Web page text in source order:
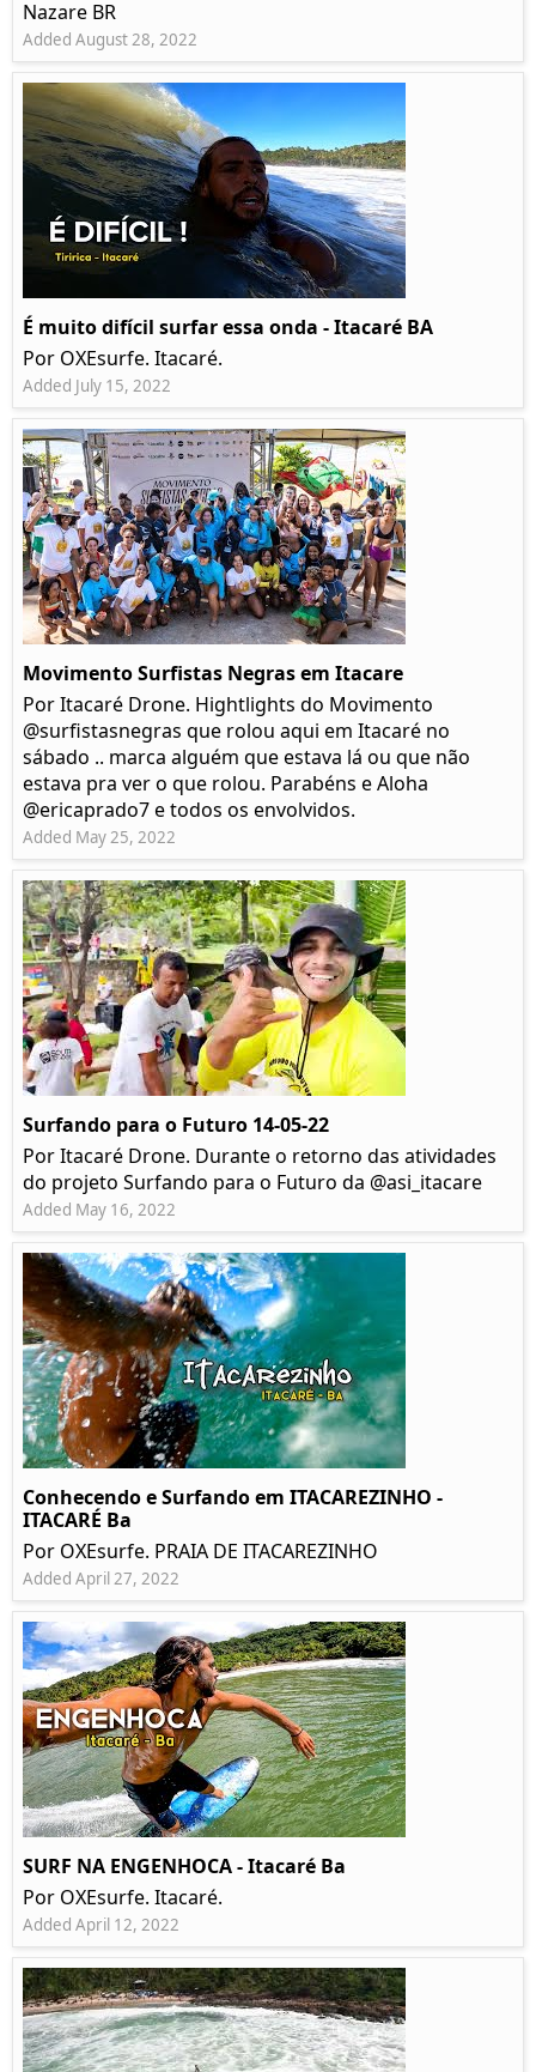
Nazare BR
Added August 28, 2022
É muito difícil surfar essa onda - Itacaré BA
Por OXEsurfe. Itacaré.
Added July 15, 2022
Movimento Surfistas Negras em Itacare
Por Itacaré Drone. Hightlights do Movimento
@surfistasnegras que rolou aqui em Itacaré no
sábado .. marca alguém que estava lá ou que não
estava pra ver o que rolou. Parabéns e Aloha
@ericaprado7 e todos os envolvidos.
Added May 25, 2022
Surfando para o Futuro 14-05-22
Por Itacaré Drone. Durante o retorno das atividades
do projeto Surfando para o Futuro da @asi_itacare
Added May 16, 2022
Conhecendo e Surfando em ITACAREZINHO -
ITACARÉ Ba
Por OXEsurfe. PRAIA DE ITACAREZINHO
Added April 27, 2022
SURF NA ENGENHOCA - Itacaré Ba
Por OXEsurfe. Itacaré.
Added April 12, 2022